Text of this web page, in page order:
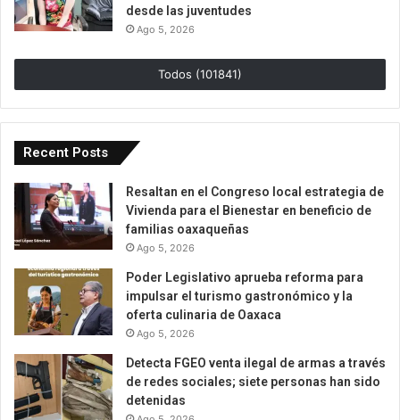
desde las juventudes
Ago 5, 2026
Todos (101841)
Recent Posts
Resaltan en el Congreso local estrategia de
Vivienda para el Bienestar en beneficio de
familias oaxaqueñas
Ago 5, 2026
Poder Legislativo aprueba reforma para
impulsar el turismo gastronómico y la
oferta culinaria de Oaxaca
Ago 5, 2026
Detecta FGEO venta ilegal de armas a través
de redes sociales; siete personas han sido
detenidas